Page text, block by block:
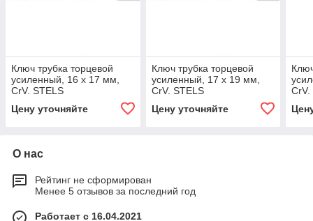
Ключ трубка торцевой
усиленный, 16 х 17 мм,
CrV. STELS
Цену уточняйте
Ключ трубка торцевой
усиленный, 17 х 19 мм,
CrV. STELS
Цену уточняйте
CrV.
О нас
Рейтинг не сформирован
Менее 5 отзывов за последний год
Работает с 16.04.2021